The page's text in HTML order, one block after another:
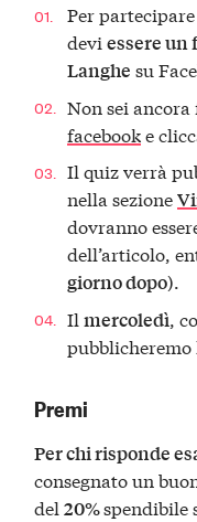
Per
devi essere un
Langhe su
Non sei ancora
facebooke
Il quiz verrà
nella sezione
dovranno
dell’articolo,
giorno dopo).
Il mercoledì,
pubblicheremo
Premi
Per chi risponde
consegnato un
del20%spendibile